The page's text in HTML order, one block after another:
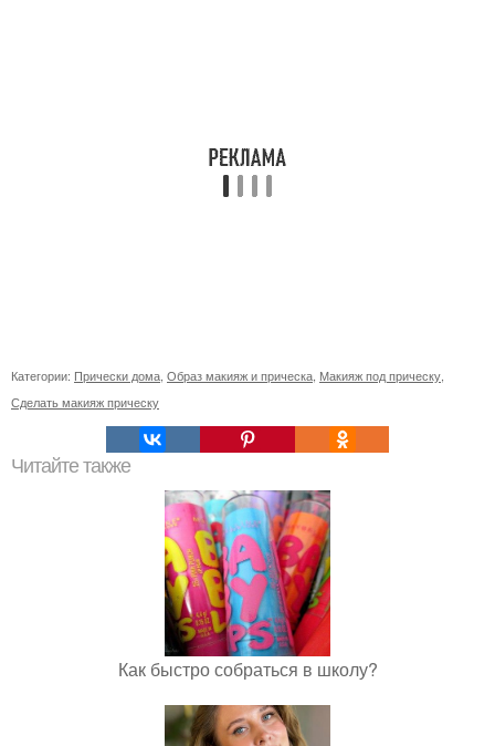
Категории: Прически дома Образ макияж и прическа Макияж под прическу
Сделать макияж прическу
Читайте также
Как быстро собраться в школу?